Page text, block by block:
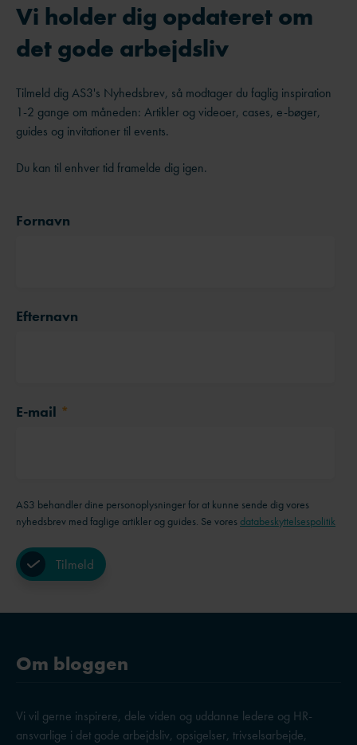
Vi holder dig opdateret om
det gode arbejdsliv
Tilmeld dig AS3's Nyhedsbrev, så modtager du faglig inspiration
1-2 gange om måneden: Artikler og videoer, cases, e-bøger,
guides og invitationer til events.
Du kan til enhver tid framelde dig igen.
Fornavn
Efternavn
E-mail *
AS3 behandler dine personoplysninger for at kunne sende dig vores
nyhedsbrev med faglige artikler og guides. Se vores databeskyttelsespolitik
Om bloggen
Vi vil gerne inspirere, dele viden og uddanne ledere og HR-
ansvarlige i det gode arbejdsliv, opsigelser, trivselsarbejde,